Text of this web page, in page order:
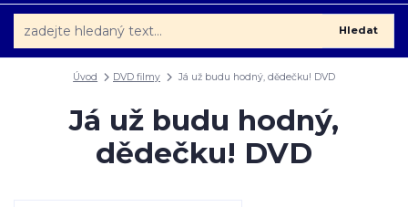
Hledat
Úvod DVD filmy Já už budu hodný, dědečku! DVD
Já už budu hodný,
dědečku! DVD